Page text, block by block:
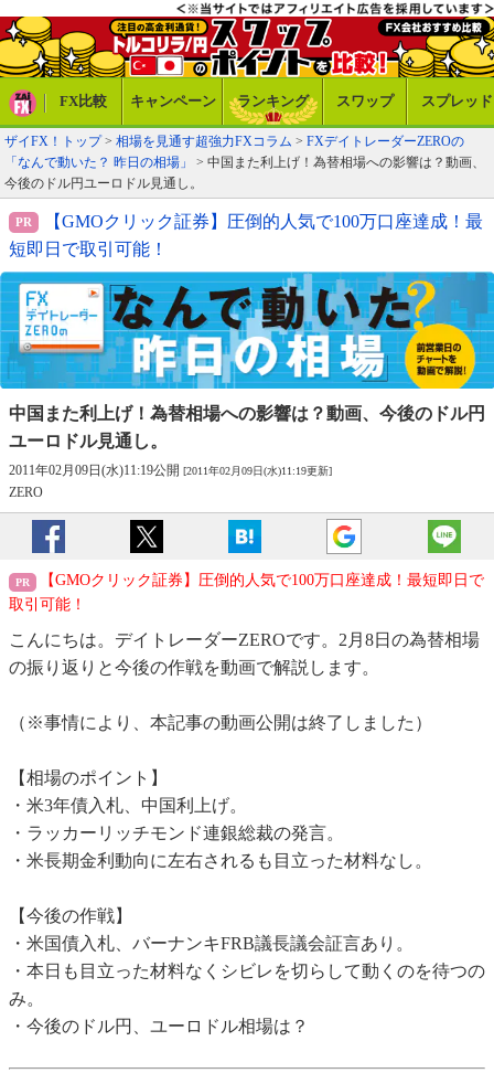
FX比較 キャンペーン ランキング スワップ スプレッド
ザイFX！トップ> 相場を見通す超強力FXコラム > FXデイトレーダーZEROの
「なんで動いた？ 昨日の相場」
> 中国また利上げ！為替相場への影響は？動画、
今後のドル円ユーロドル見通し。
【GMOクリック証券】圧倒的人気で100万口座達成！最
短即日で取引可能！
中国また利上げ！為替相場への影響は？動画、今後のドル円
ユーロドル見通し。
2011年02月09日(水)11:19公開 [2011年02月09日(水)11:19更新]
ZERO
【GMOクリック証券】圧倒的人気で100万口座達成！最短即日で
取引可能！
こんにちは。デイトレーダーZEROです。2月8日の為替相場
の振り返りと今後の作戦を動画で解説します。
（※事情により、本記事の動画公開は終了しました）
【相場のポイント】
・米3年債入札、中国利上げ。
・ラッカーリッチモンド連銀総裁の発言。
・米長期金利動向に左右されるも目立った材料なし。
【今後の作戦】
・米国債入札、バーナンキFRB議長議会証言あり。
・本日も目立った材料なくシビレを切らして動くのを待つの
み。
・今後のドル円、ユーロドル相場は？